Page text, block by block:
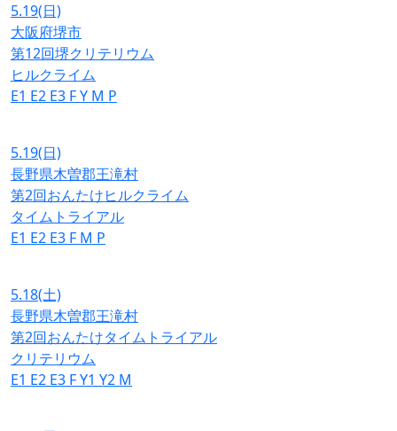
5.19(日)
大阪府堺市
第12回堺クリテリウム
ヒルクライム
E1 E2 E3 FY M P
5.19(日)
長野県木曽郡王滝村
第2回おんたけヒルクライム
タイムトライアル
E1 E2 E3 F M P
5.18(土)
長野県木曽郡王滝村
第2回おんたけタイムトライアル
クリテリウム
E1 E2 E3 FY1 Y2 M